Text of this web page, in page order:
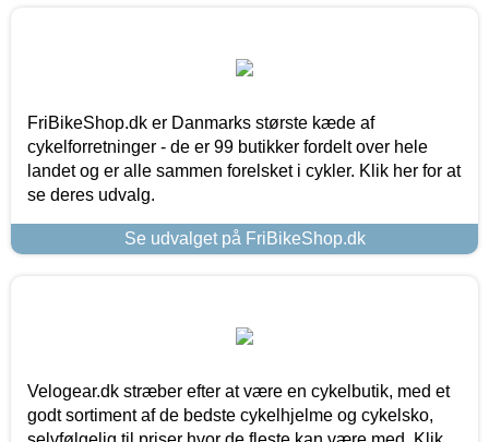
FriBikeShop.dk er Danmarks største kæde af
cykelforretninger - de er 99 butikker fordelt over hele
landet og er alle sammen forelsket i cykler. Klik her for at
se deres udvalg.
Se udvalget på FriBikeShop.dk
Velogear.dk stræber efter at være en cykelbutik, med et
godt sortiment af de bedste cykelhjelme og cykelsko,